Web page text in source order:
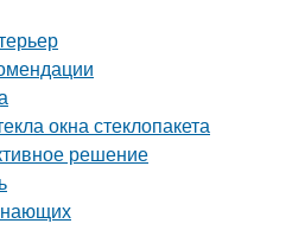
окна стеклопакета
решение